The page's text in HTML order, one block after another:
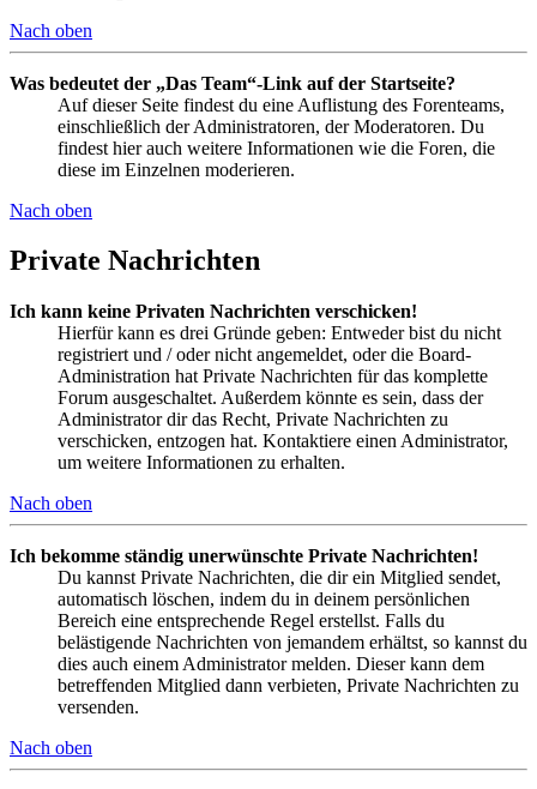
Nach oben
Was bedeutet der „Das Team“-Link auf der Startseite?
Auf dieser Seite findest du eine Auflistung des Forenteams,
einschließlich der Administratoren, der Moderatoren. Du
findest hier auch weitere Informationen wie die Foren, die
diese im Einzelnen moderieren.
Nach oben
Private Nachrichten
Ich kann keine Privaten Nachrichten verschicken!
Hierfür kann es drei Gründe geben: Entweder bist du nicht
registriert und / oder nicht angemeldet, oder die Board-
Administration hat Private Nachrichten für das komplette
Forum ausgeschaltet. Außerdem könnte es sein, dass der
Administrator dir das Recht, Private Nachrichten zu
verschicken, entzogen hat. Kontaktiere einen Administrator,
um weitere Informationen zu erhalten.
Nach oben
Ich bekomme ständig unerwünschte Private Nachrichten!
Du kannst Private Nachrichten, die dir ein Mitglied sendet,
automatisch löschen, indem du in deinem persönlichen
Bereich eine entsprechende Regel erstellst. Falls du
belästigende Nachrichten von jemandem erhältst, so kannst du
dies auch einem Administrator melden. Dieser kann dem
betreffenden Mitglied dann verbieten, Private Nachrichten zu
versenden.
Nach oben